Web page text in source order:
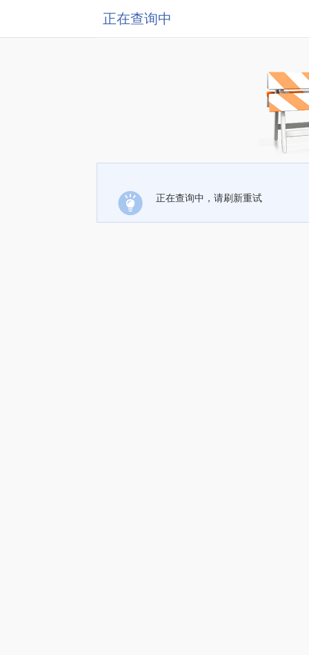
正在查询中
正在查询中，请刷新重试